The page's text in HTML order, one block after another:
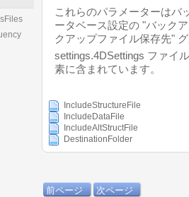
これらのパラメーターはバ
ータベース設定の "バック
クアップファイル保存先"
settings.4DSettings ファイ
素に含まれています。
IncludeStructureFile
IncludeDataFile
IncludeAltStructFile
DestinationFolder
前ページ 次ページ